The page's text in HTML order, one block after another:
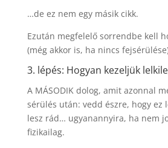
…de ez nem egy másik cikk.
Ezután megfelelő sorrendbe kell
(még akkor is, ha nincs
3. lépés: Hogyan kezeljük
A MÁSODIK dolog, amit azonnal
sérülés után: vedd észre, hogy ez
lesz rád… ugyanannyira, ha nem
fizikailag.